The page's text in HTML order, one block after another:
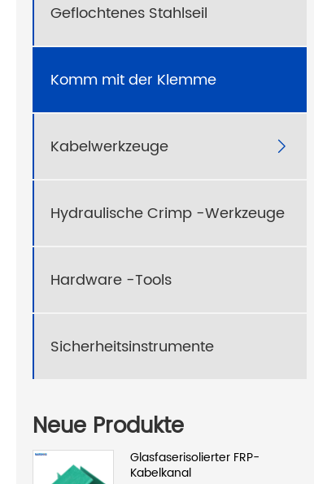
Geflochtenes Stahlseil
Komm mit der Klemme
Kabelwerkzeuge 
Hydraulische Crimp -Werkzeuge
Hardware -Tools
Sicherheitsinstrumente
Neue Produkte
Glasfaserisolierter FRP-
Kabelkanal